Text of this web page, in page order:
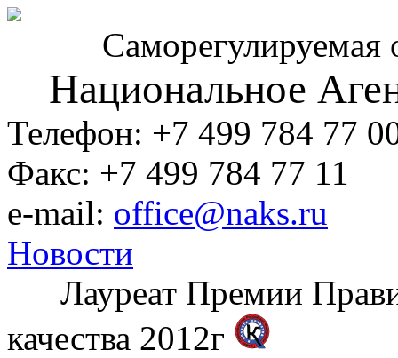
Саморегулируемая
Национальное
Телефон: +7 499 784 77
Факс: +7 499 784 77 11
e-mail: office@naks.ru
Новости
Лауреат Премии
качества 2012г